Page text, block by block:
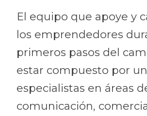
El equipo que apoye y
los emprendedores
primeros pasos del
estar compuesto por
especialistas en áreas
comunicación,